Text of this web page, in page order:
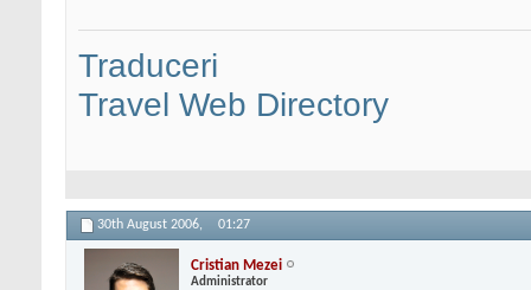
Traduceri
Travel Web Directory
30th August 2006, 01:27
Cristian Mezei
Administrator